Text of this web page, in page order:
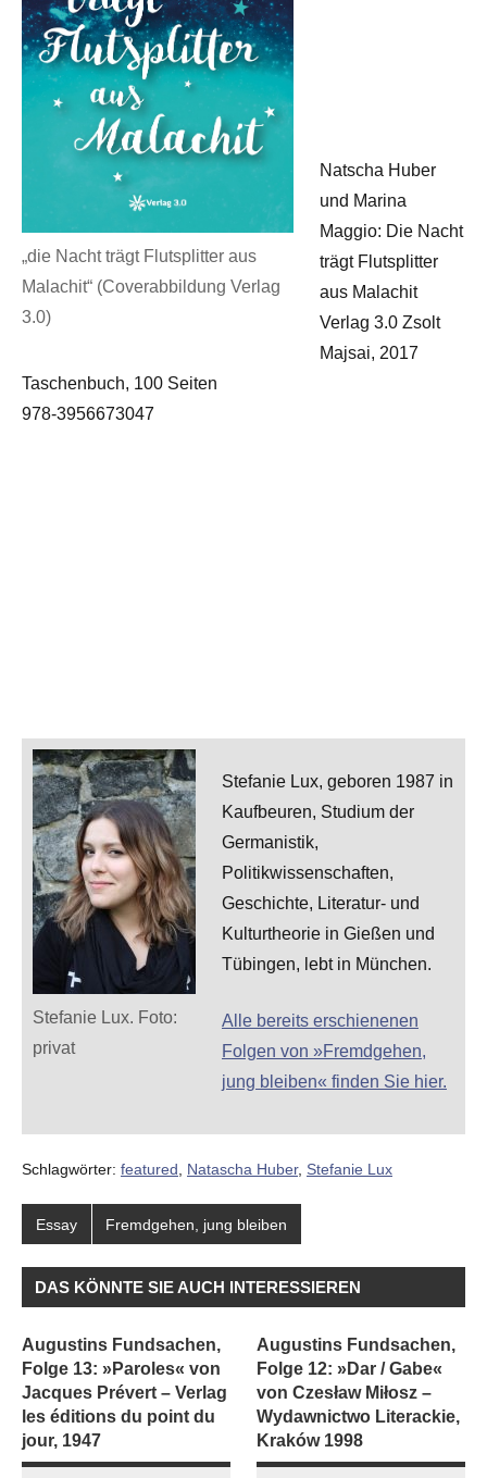
„die Nacht trägt Flutsplitter aus
Malachit“ (Coverabbildung Verlag
3.0)
Natscha Huber
und Marina
Maggio: Die Nacht
trägt Flutsplitter
aus Malachit
Verlag 3.0 Zsolt
Majsai, 2017
Taschenbuch, 100 Seiten
978-3956673047
Stefanie Lux. Foto:
privat
Stefanie Lux, geboren 1987 in
Kaufbeuren, Studium der
Germanistik,
Politikwissenschaften,
Geschichte, Literatur- und
Kulturtheorie in Gießen und
Tübingen, lebt in München.
Alle bereits erschienenen
Folgen von »Fremdgehen,
jung bleiben« finden Sie hier.
Schlagwörter: featured Natascha Huber, Stefanie Lux
Essay Fremdgehen, jung bleiben
DAS KÖNNTE SIE AUCH INTERESSIEREN
Augustins Fundsachen,
Folge 13: »Paroles« von
Jacques Prévert – Verlag
les éditions du point du
jour, 1947
Augustins Fundsachen,
Folge 12: »Dar / Gabe«
von Czesław Miłosz –
Wydawnictwo Literackie,
Kraków 1998